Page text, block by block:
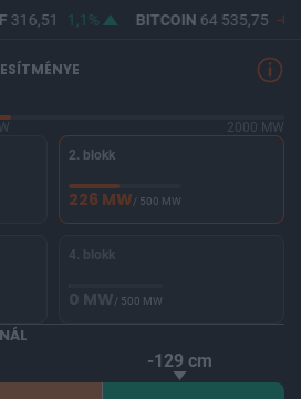
316,51 1,1% BITCOIN64 535,75 -
2000 MW
2. blokk
226 MW/ 500 MW
4. blokk
0 MW/ 500 MW
-129 cm